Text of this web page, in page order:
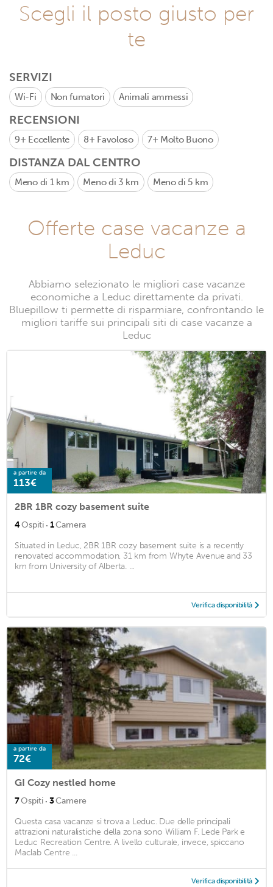
Scegli il posto giusto per
te
SERVIZI
Wi-Fi Non fumatori Animali ammessi
RECENSIONI
9+ Eccellente 8+ Favoloso 7+ Molto Buono
DISTANZA DAL CENTRO
Meno di 1 km Meno di 3 km Meno di 5 km
Offerte case vacanze a
Leduc
Abbiamo selezionato le migliori case vacanze
economiche a Leduc direttamente da privati.
Bluepillow ti permette di risparmiare, confrontando le
migliori tariffe sui principali siti di case vacanze a
Leduc
a partire da
113€
2BR 1BR cozy basement suite
4Ospiti · 1Camera
Situated in Leduc, 2BR 1BR cozy basement suite is a recently
renovated accommodation, 31 km from Whyte Avenue and 33
km from University of Alberta. ...
Verifica disponibilità
a partire da
72€
GI Cozy nestled home
7Ospiti · 3Camere
Questa casa vacanze si trova a Leduc. Due delle principali
attrazioni naturalistiche della zona sono William F. Lede Park e
Leduc Recreation Centre. A livello culturale, invece, spiccano
Maclab Centre ...
Verifica disponibilità